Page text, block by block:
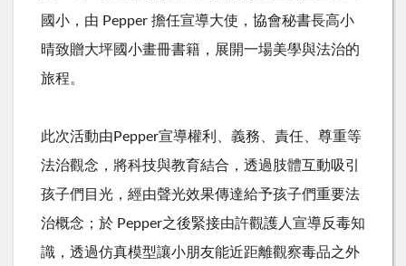
國小，由 Pepper 擔任宣導大使，協會秘書長高小
晴致贈大坪國小畫冊書籍，展開一場美學與法治的
旅程。
此次活動由Pepper宣導權利、義務、責任、尊重等
法治觀念，將科技與教育結合，透過肢體互動吸引
孩子們目光，經由聲光效果傳達給予孩子們重要法
治概念；於 Pepper之後緊接由許觀護人宣導反毒知
識，透過仿真模型讓小朋友能近距離觀察毒品之外